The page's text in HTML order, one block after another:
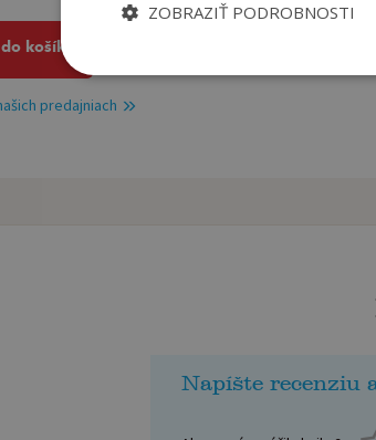
košíka
predajniach
Napíšte recenziu
ZOBRAZIŤ PODROBNOSTI